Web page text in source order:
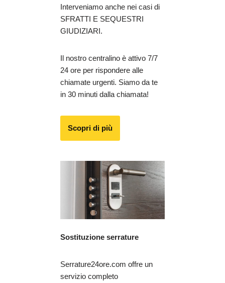
Interveniamo anche nei casi di
SFRATTI E SEQUESTRI
GIUDIZIARI.
Il nostro centralino è attivo 7/7
24 ore per rispondere alle
chiamate urgenti. Siamo da te
in 30 minuti dalla chiamata!
Scopri di più
Sostituzione serrature
Serrature24ore.com offre un
servizio completo